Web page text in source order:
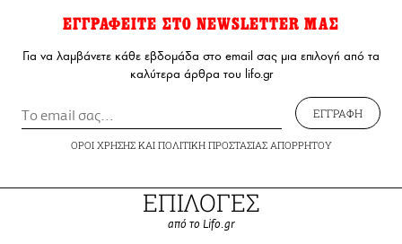
ΕΓΓΡΑΦΕΙΤΕ ΣΤΟ NEWSLETTER ΜΑΣ
Για να λαμβάνετε κάθε εβδομάδα στο email σας μια επιλογή από τα
καλύτερα άρθρα του lifo.gr
ΕΓΓΡΑΦΗ
ΟΡΟΙ ΧΡΗΣΗΣΚΑΙ ΠΟΛΙΤΙΚΗ ΠΡΟΣΤΑΣΙΑΣ ΑΠΟΡΡΗΤΟΥ
ΕΠΙΛΟΓΕΣ
από το Lifo.gr